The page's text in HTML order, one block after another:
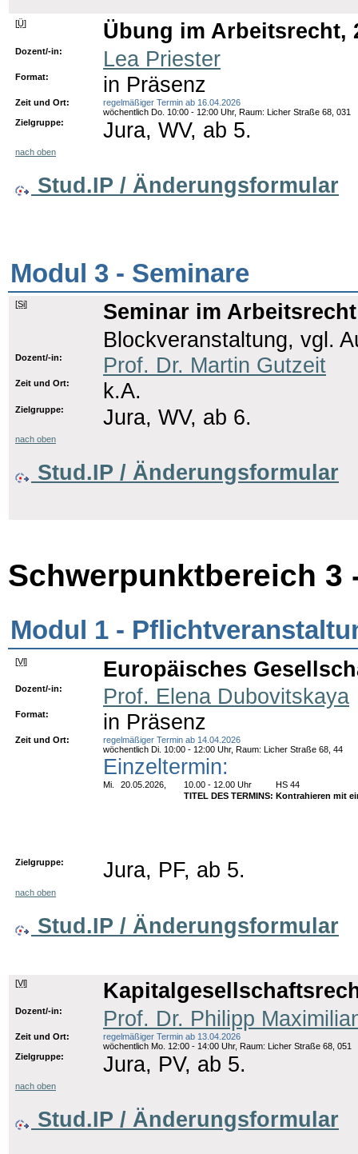
[Ü] Übung im Arbeitsrecht,
Dozent/-in: Lea Priester
Format: in Präsenz
Zeit und Ort:
regelmäßiger Termin ab 16.04.2026
wöchentlich Do. 10:00 - 12:00 Uhr, Raum: Licher Straße 68, 031
Zielgruppe:
Jura, WV, ab 5.
nach oben
Stud.IP / Änderungsformular
Modul 3 - Seminare
[Si]
Seminar im Arbeitsrecht
Blockveranstaltung, vgl.
Dozent/-in: Prof. Dr. Martin Gutzeit
Zeit und Ort: k.A.
Zielgruppe: Jura, WV, ab 6.
nach oben
Stud.IP / Änderungsformular
Schwerpunktbereich
Modul 1 -
[Vl] Europäisches
Dozent/-in: Prof. Elena Dubovitskaya
Format: in Präsenz
Zeit und Ort:
regelmäßiger Termin ab 14.04.2026
wöchentlich Di. 10:00 - 12:00 Uhr, Raum: Licher Straße 68, 44
Einzeltermin:
Mi. 20.05.2026, 10.00 - 12.00 Uhr
HS 44
TITEL DES TERMINS: Kontrahieren mit
Zielgruppe: Jura, PF, ab 5.
nach oben
Stud.IP / Änderungsformular
[Vl]
Dozent/-in: Prof. Dr. Philipp
Zeit und Ort:
regelmäßiger Termin ab 13.04.2026
wöchentlich Mo. 12:00 - 14:00 Uhr, Raum: Licher Straße 68, 051
Zielgruppe:
Jura, PV, ab 5.
nach oben
Stud.IP / Änderungsformular